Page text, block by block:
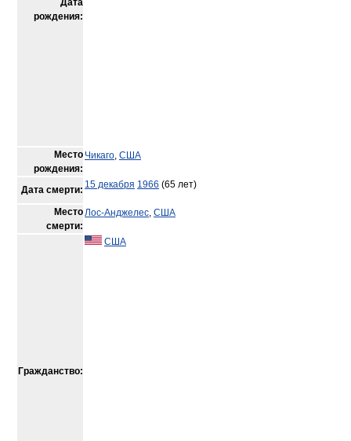
Дата
рождения:
Место
рождения:
Чикаго, США
Дата смерти: 15 декабря 1966 (65 лет)
Место
смерти:
Лос-Анджелес, США
Гражданство:
США